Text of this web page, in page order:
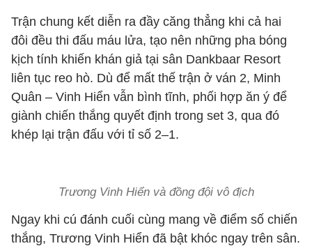
Trận chung kết diễn ra đầy căng thẳng khi cả hai
đôi đều thi đấu máu lửa, tạo nên những pha bóng
kịch tính khiến khán giả tại sân Dankbaar Resort
liên tục reo hò. Dù để mất thế trận ở ván 2, Minh
Quân – Vinh Hiển vẫn bình tĩnh, phối hợp ăn ý để
giành chiến thắng quyết định trong set 3, qua đó
khép lại trận đấu với tỉ số 2–1.
Trương Vinh Hiển và đồng đội vô địch
Ngay khi cú đánh cuối cùng mang về điểm số chiến
thắng, Trương Vinh Hiển đã bật khóc ngay trên sân.